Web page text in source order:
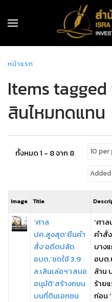
หน้าแรก
Items
สินไหมทดแทน
ทั้งหมด 1 - 8 จาก 8
Image Title
‘ศาล
ปค.สูงสุด’ยืนคำ
สั่ง‘อดีตปลัด
อบต.’ชดใช้ 3.9
ล.เลินเล่อฯ‘เสนอ
อนุมัติ’สร้างถนน
บนที่ดินเอกชน
‘ศา
คำสั่
บาง
อบต.
ล้าน
ร้าย
ก่อน